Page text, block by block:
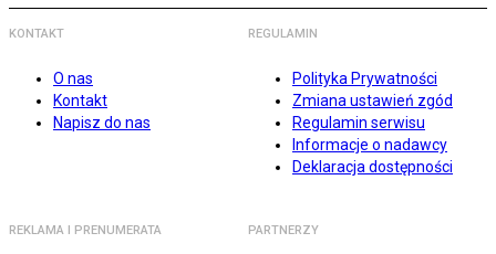
KONTAKT
O nas
Kontakt
Napisz do nas
REGULAMIN
Polityka Prywatności
Zmiana ustawień zgód
Regulamin serwisu
Informacje o nadawcy
Deklaracja dostępności
REKLAMA I PRENUMERATA PARTNERZY